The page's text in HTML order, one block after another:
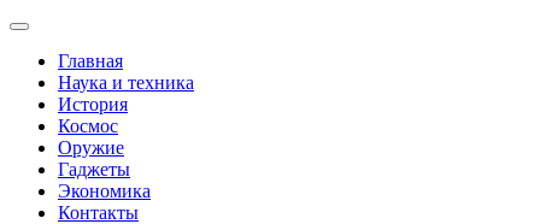
Главная
Наука и техника
История
Космос
Оружие
Гаджеты
Экономика
Контакты